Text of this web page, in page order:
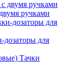
ручками
дозаторы для
Тачки